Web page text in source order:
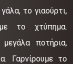
το γιαούρτι,
το χτύπημα.
ποτήρια,
Γαρνίρουμε το